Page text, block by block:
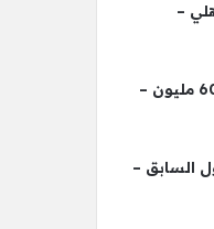
–
عاجل| الساحر يوقع للاهلي مقابل 60 مليون –
السابق –